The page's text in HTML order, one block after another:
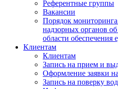
Референтные группы
Вакансии
Порядок
надзорных органов
области обеспечения
Клиентам
Клиентам
Запись на прием и
Оформление заявки
Запись на поверку